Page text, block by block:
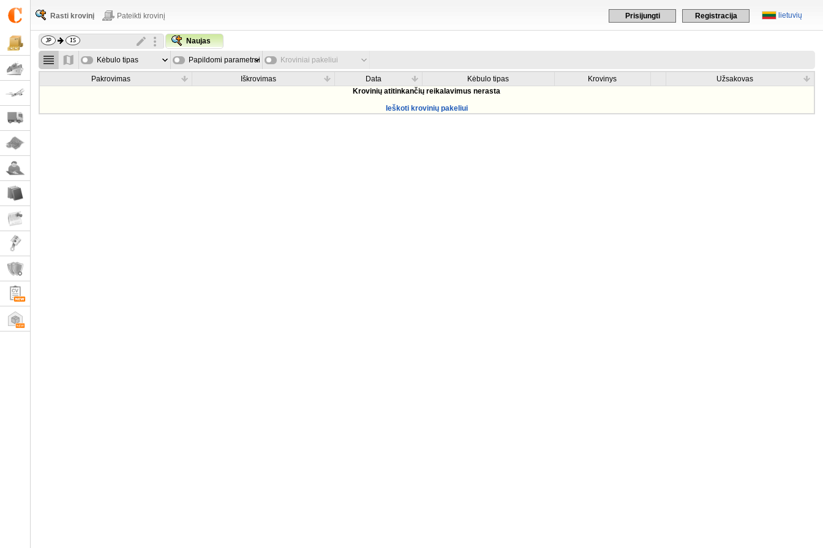
lietuvių
Prisijungti Registracija
Rasti krovinį Pateikti krovinį
Naujas
Kėbulo tipas Papildomi parametrai Kroviniai pakeliui
Pakrovimas Iškrovimas Data Kėbulo tipas Krovinys
Užsakovas
Krovinių atitinkančių reikalavimus nerasta
Ieškoti krovinių pakeliui